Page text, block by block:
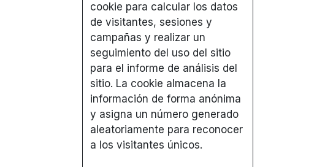
cookie para calcular los datos
de visitantes, sesiones y
campañas y realizar un
seguimiento del uso del sitio
para el informe de análisis del
sitio. La cookie almacena la
información de forma anónima
y asigna un número generado
aleatoriamente para reconocer
a los visitantes únicos.